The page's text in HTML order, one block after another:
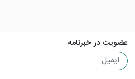
عضویت در خبرنامه